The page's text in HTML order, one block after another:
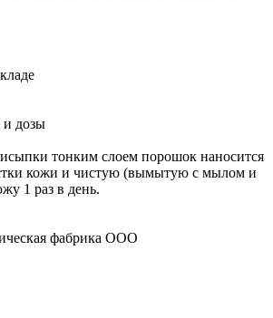
и дозы
тонким слоем порошок наносится
кожи и чистую (вымытую с мылом и
1 раз в день.
фабрика ООО